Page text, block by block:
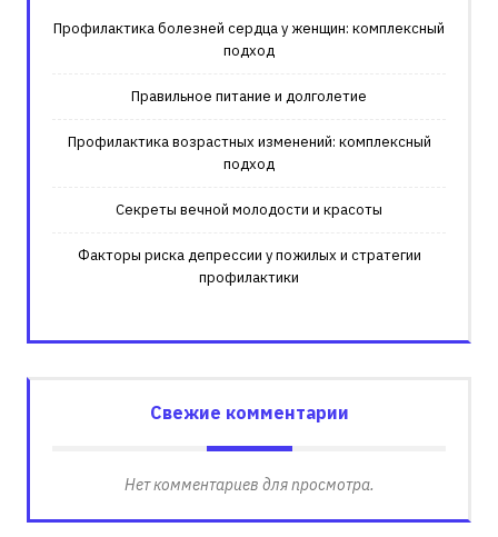
Профилактика болезней сердца у женщин: комплексный
подход
Правильное питание и долголетие
Профилактика возрастных изменений: комплексный
подход
Секреты вечной молодости и красоты
Факторы риска депрессии у пожилых и стратегии
профилактики
Свежие комментарии
Нет комментариев для просмотра.